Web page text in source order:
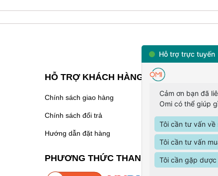
HỖ TRỢ KHÁCH HÀNG
Chính sách giao hàng
Chính sách đổi trả
Hướng dẫn đặt hàng
PHƯƠNG THỨC THANH TOÁN